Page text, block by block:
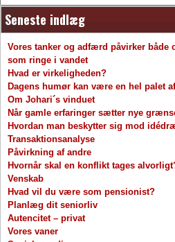
Seneste indlæg
Vores tanker og adfærd påvirker både
som ringe i vandet
Hvad er virkeligheden?
Dagens humør kan være en hel palet
Om Johari´s vinduet
Når gamle erfaringer sætter nye
Hvordan man beskytter sig mod
Transaktionsanalyse
Påvirkning af andre
Hvornår skal en konflikt tages
Venskab
Hvad vil du være som pensionist?
Planlæg dit seniorliv
Autencitet – privat
Vores vaner